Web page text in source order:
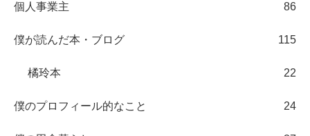
個人事業主 86
僕が読んだ本・ブログ 115
橘玲本 22
僕のプロフィール的なこと 24